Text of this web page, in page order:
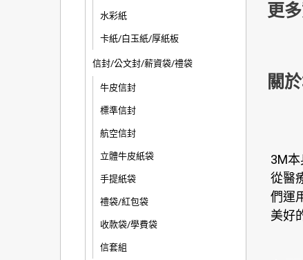
水彩紙
卡紙/白玉紙/厚紙板
信封/公文封/薪資袋/禮袋
牛皮信封
標準信封
航空信封
立體牛皮紙袋
手提紙袋
禮袋/紅包袋
收款袋/學費袋
信套組
更
關
3M
從醫
們運
美好